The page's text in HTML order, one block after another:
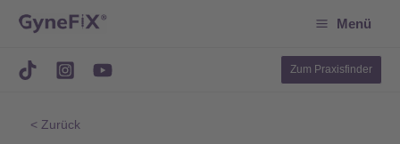
springen
Menü
Zum Praxisfinder
< Zurück